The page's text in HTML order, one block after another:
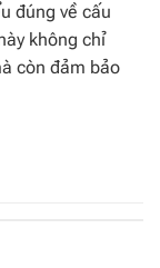
đúng về cấu
không chỉ
còn đảm bảo